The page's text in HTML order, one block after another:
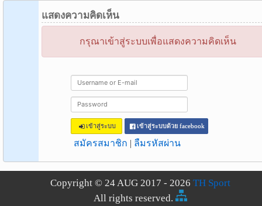
แสดงความคิดเห็น
กรุณาเข้าสู่ระบบเพื่อแสดงความคิดเห็น
เข้าสู่ระบบ เข้าสู่ระบบด้วย facebook
สมัครสมาชิก | ลืมรหัสผ่าน
Copyright © 24 AUG 2017 - 2026 TH Sport
All rights reserved.